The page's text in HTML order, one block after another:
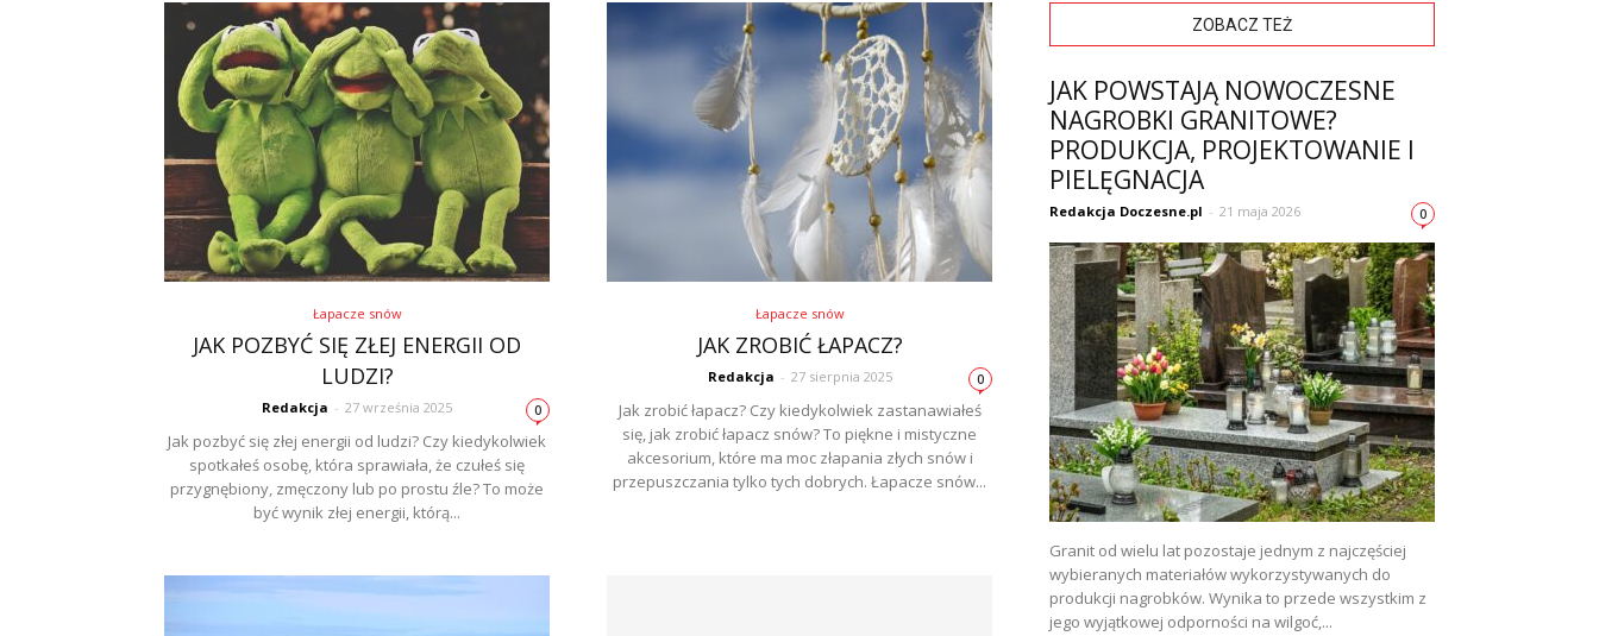
Łapacze snów
JAK POZBYĆ SIĘ ZŁEJ ENERGII OD
LUDZI?
Redakcja - 27 września 2025 0
Jak pozbyć się złej energii od ludzi? Czy kiedykolwiek
spotkałeś osobę, która sprawiała, że czułeś się
przygnębiony, zmęczony lub po prostu źle? To może
być wynik złej energii, którą...
Łapacze snów
JAK ZROBIĆ ŁAPACZ?
Redakcja - 27 sierpnia 2025 0
Jak zrobić łapacz? Czy kiedykolwiek zastanawiałeś
się, jak zrobić łapacz snów? To piękne i mistyczne
akcesorium, które ma moc złapania złych snów i
przepuszczania tylko tych dobrych. Łapacze snów...
ZOBACZ TEŻ
JAK POWSTAJĄ NOWOCZESNE
NAGROBKI GRANITOWE?
PRODUKCJA, PROJEKTOWANIE I
PIELĘGNACJA
Redakcja Doczesne.pl - 21 maja 2026 0
Granit od wielu lat pozostaje jednym z najczęściej
wybieranych materiałów wykorzystywanych do
produkcji nagrobków. Wynika to przede wszystkim z
jego wyjątkowej odporności na wilgoć,...